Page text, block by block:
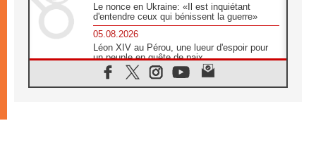
Le nonce en Ukraine: «Il est inquiétant
d'entendre ceux qui bénissent la guerre»
05.08.2026
Léon XIV au Pérou, une lueur d'espoir pour
un peuple en quête de paix
05.08.2026
SCEAM: L'Église en Afrique vers